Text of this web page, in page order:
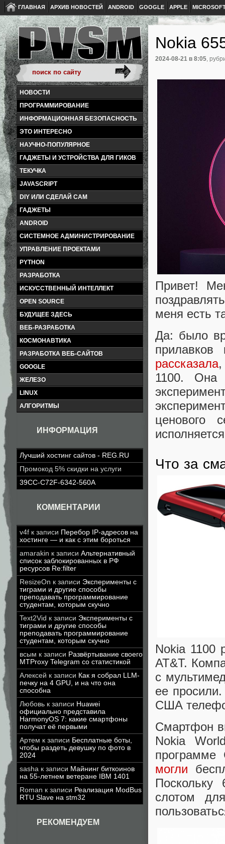
ГЛАВНАЯ АРХИВ НОВОСТЕЙ ANDROID GOOGLE APPLE
НОВОСТИ
ПРОГРАММИРОВАНИЕ
ИНФОРМАЦИОННАЯ БЕЗОПАСНОСТЬ
ЭТО ИНТЕРЕСНО
НАУЧНО-ПОПУЛЯРНОЕ
ГАДЖЕТЫ И УСТРОЙСТВА ДЛЯ ГИКОВ
ТЕКУЧКА
JAVASCRIPT
DIY ИЛИ СДЕЛАЙ САМ
ГАДЖЕТЫ
ANDROID
СИСТЕМНОЕ АДМИНИСТРИРОВАНИЕ
УПРАВЛЕНИЕ ПРОЕКТАМИ
PYTHON
РАЗРАБОТКА
ИСКУССТВЕННЫЙ ИНТЕЛЛЕКТ
OPEN SOURCE
БУДУЩЕЕ ЗДЕСЬ
ВЕБ-РАЗРАБОТКА
КОСМОНАВТИКА
РАЗРАБОТКА ВЕБ-САЙТОВ
GOOGLE
ЖЕЛЕЗО
LINUX
АЛГОРИТМЫ
ИНФОРМАЦИЯ
Лучший хостинг сайтов - REG.RU
Промокод 5% скидки на услуги
39CC-C72F-6342-560A
КОММЕНТАРИИ
v4f к записи Перебор IP-адресов на
хостинге — и как с этим бороться
amarakin к записи Альтернативный
список заблокированных в РФ
ресурсов Re:filter
ResizeOn к записи Эксперименты с
тиграми и другие способы
преподавать программирование
студентам, которым скучно
Text2Vid к записи Эксперименты с
тиграми и другие способы
преподавать программирование
студентам, которым скучно
всым к записи Развёртывание своего
MTProxy Telegram со статистикой
Алексей к записи Как я собрал LLM-
печку на 4 GPU, и на что она
способна
Любовь к записи Huawei
официально представила
HarmonyOS 7: какие смартфоны
получат её первыми
Артем к записи Бесплатные боты,
чтобы раздеть девушку по фото в
2024
sasha к записи Майнинг биткоинов
на 55-летнем ветеране IBM 1401
Roman к записи Реализация ModBus
RTU Slave на stm32
РЕКОМЕНДУЕМ
Nokia
2024-08-21 в 8:05,
Привет!
меня есть
Да: было
рассказала,
1100. Она
ценового
Что за
Nokia 1100
AT&T.
с
ее
США
Смартфон
Nokia
программе
могли
слотом